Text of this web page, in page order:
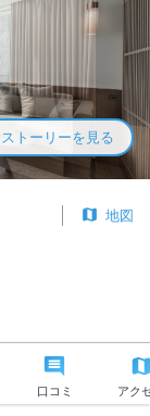
ストーリーを見る
地図
口コミ アク